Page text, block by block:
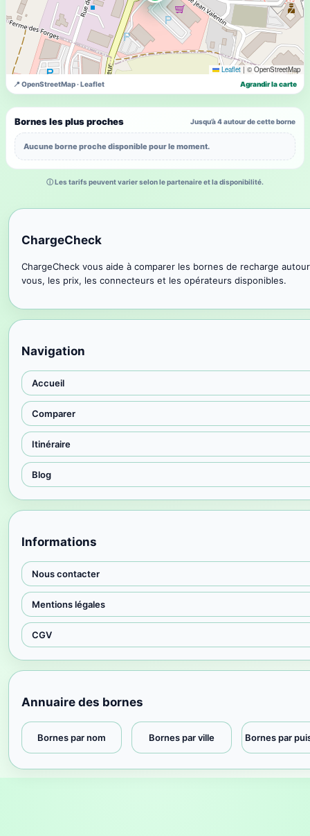
Leaflet | © OpenStreetMap
📍 OpenStreetMap · Leaflet Agrandir la carte
Bornes les plus proches Jusqu’à 4 autour de cette borne
Aucune borne proche disponible pour le moment.
ⓘ Les tarifs peuvent varier selon le partenaire et la disponibilité.
ChargeCheck
ChargeCheck vous aide à comparer les bornes de recharge
vous, les prix, les connecteurs et les opérateurs disponibles.
Navigation
Accueil
Comparer
Itinéraire
Blog
Informations
Nous contacter
Mentions légales
CGV
Annuaire des bornes
Bornes par nom Bornes par ville Bornes par